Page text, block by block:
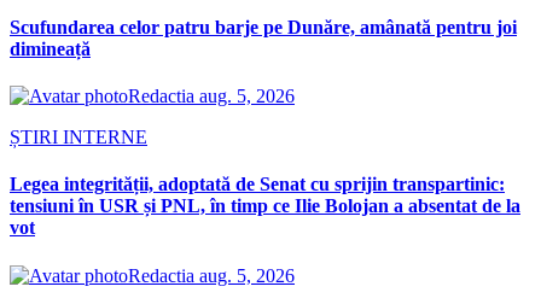
Scufundarea celor patru barje pe Dunăre, amânată pentru joi
dimineață
Redactia aug. 5, 2026
ȘTIRI INTERNE
Legea integrității, adoptată de Senat cu sprijin transpartinic:
tensiuni în USR și PNL, în timp ce Ilie Bolojan a absentat de la
vot
Redactia aug. 5, 2026